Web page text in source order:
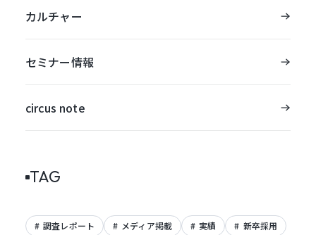
カルチャー
セミナー情報
circus note
TAG
調査レポート メディア掲載 実績
新卒採用